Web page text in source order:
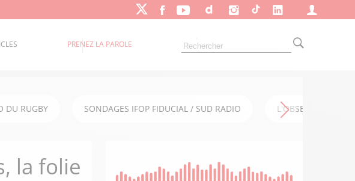
PRENEZ LA PAROLE
DU RUGBY SONDAGES IFOP FIDUCIAL / SUD RADIO L'OBSERVATOIRE
la folie